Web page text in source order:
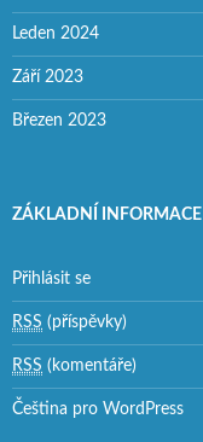
Leden 2024
Září 2023
Březen 2023
ZÁKLADNÍ INFORMACE
Přihlásit se
RSS (příspěvky)
RSS (komentáře)
Čeština pro WordPress